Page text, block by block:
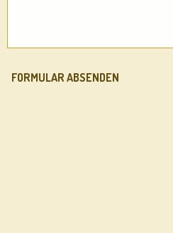
FORMULAR ABSENDEN